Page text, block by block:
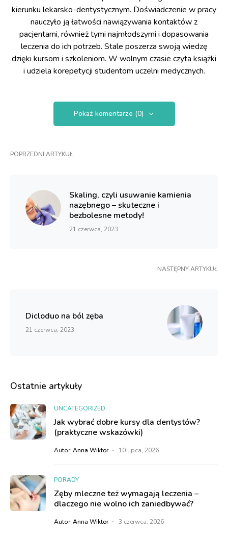
kierunku lekarsko-dentystycznym. Doświadczenie w pracy
nauczyło ją łatwości nawiązywania kontaktów z
pacjentami, również tymi najmłodszymi i dopasowania
leczenia do ich potrzeb. Stale poszerza swoją wiedzę
dzięki kursom i szkoleniom. W wolnym czasie czyta książki
i udziela korepetycji studentom uczelni medycznych.
Pokaż komentarze (0)
POPRZEDNI ARTYKUŁ
Skaling, czyli usuwanie kamienia
nazębnego – skuteczne i
bezbolesne metody!
21 czerwca, 2023
NASTĘPNY ARTYKUŁ
Dicloduo na ból zęba
21 czerwca, 2023
Ostatnie artykuły
UNCATEGORIZED
Jak wybrać dobre kursy dla dentystów?
(praktyczne wskazówki)
Autor Anna Wiktor 10 lipca, 2026
PORADY
Zęby mleczne też wymagają leczenia –
dlaczego nie wolno ich zaniedbywać?
Autor Anna Wiktor 3 czerwca, 2026